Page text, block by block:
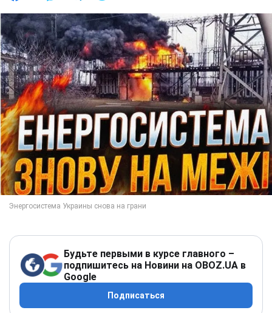
Будьте первыми в курсе главного –
подпишитесь на Новини на OBOZ.UA в
Google
Подписаться